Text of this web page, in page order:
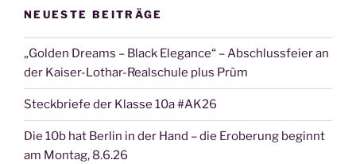
NEUESTE BEITRÄGE
„Golden Dreams – Black Elegance“ – Abschlussfeier an
der Kaiser-Lothar-Realschule plus Prüm
Steckbriefe der Klasse 10a #AK26
Die 10b hat Berlin in der Hand – die Eroberung beginnt
am Montag, 8.6.26